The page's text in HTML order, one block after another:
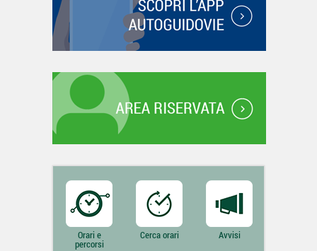
Orari e
percorsi
Cerca orari Avvisi